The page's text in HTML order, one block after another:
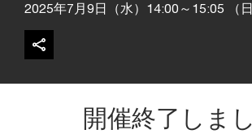
2025年7月9日（水）14:00～15:05 （日
開催終了しま